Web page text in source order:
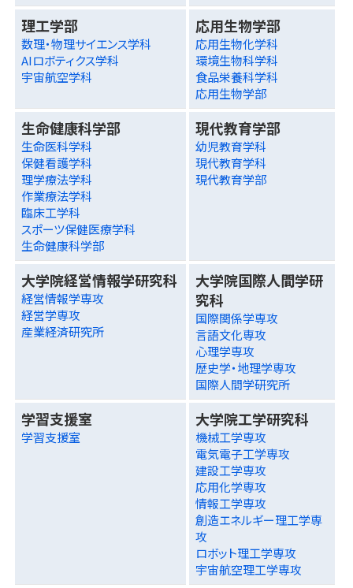
理工学部
数理・物理サイエンス学科
AIロボティクス学科
宇宙航空学科
応用生物学部
応用生物化学科
環境生物科学科
食品栄養科学科
応用生物学部
生命健康科学部
生命医科学科
保健看護学科
理学療法学科
作業療法学科
臨床工学科
スポーツ保健医療学科
生命健康科学部
現代教育学部
幼児教育学科
現代教育学科
現代教育学部
大学院経営情報学研究科
経営情報学専攻
経営学専攻
産業経済研究所
大学院国際人間学研
究科
国際関係学専攻
言語文化専攻
心理学専攻
歴史学・地理学専攻
国際人間学研究所
学習支援室
学習支援室
大学院工学研究科
機械工学専攻
電気電子工学専攻
建設工学専攻
応用化学専攻
情報工学専攻
創造エネルギー理工学専
攻
ロボット理工学専攻
宇宙航空理工学専攻